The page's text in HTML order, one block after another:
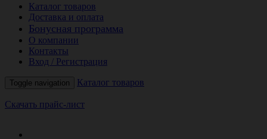
Каталог товаров
Доставка и оплата
Бонусная программа
О компании
Контакты
Вход / Регистрация
Toggle navigation Каталог товаров
Скачать прайс-лист